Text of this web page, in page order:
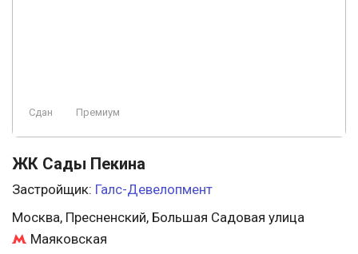
Сдан Премиум
ЖК Сады Пекина
Застройщик: Галс-Девелопмент
Москва, Пресненский, Большая Садовая улица
Маяковская